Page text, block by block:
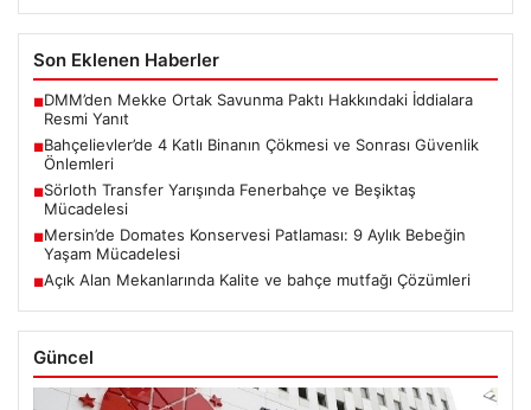
Son Eklenen Haberler
■DMM’den Mekke Ortak Savunma Paktı Hakkındaki İddialara
Resmi Yanıt
■Bahçelievler’de 4 Katlı Binanın Çökmesi ve Sonrası Güvenlik
Önlemleri
■Sörloth Transfer Yarışında Fenerbahçe ve Beşiktaş
Mücadelesi
■Mersin’de Domates Konservesi Patlaması: 9 Aylık Bebeğin
Yaşam Mücadelesi
■Açık Alan Mekanlarında Kalite ve bahçe mutfağı Çözümleri
Güncel